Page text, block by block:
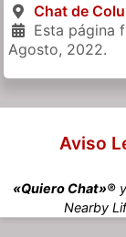
Chat de
Esta página
Agosto, 2022.
Aviso
«Quiero Chat»®y
Nearby